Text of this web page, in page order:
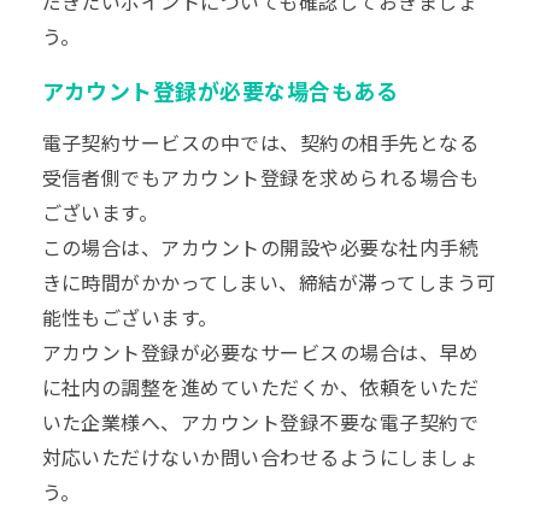
う。
アカウント登録が必要な場合もある
電子契約サービスの中では、契約の相手先となる
受信者側でもアカウント登録を求められる場合も
ございます。
この場合は、アカウントの開設や必要な社内手続
きに時間がかかってしまい、締結が滞ってしまう可
能性もございます。
アカウント登録が必要なサービスの場合は、早め
に社内の調整を進めていただくか、依頼をいただ
いた企業様へ、アカウント登録不要な電子契約で
対応いただけないか問い合わせるようにしましょ
う。